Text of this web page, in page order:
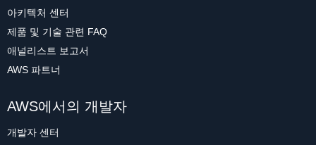
아키텍처 센터
제품 및 기술 관련 FAQ
애널리스트 보고서
AWS 파트너
AWS에서의 개발자
개발자 센터